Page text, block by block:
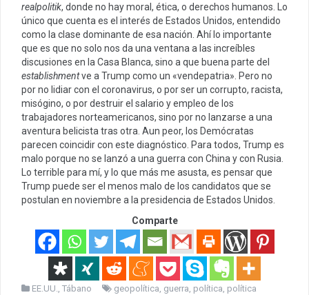
realpolitik, donde no hay moral, ética, o derechos humanos. Lo
único que cuenta es el interés de Estados Unidos, entendido
como la clase dominante de esa nación. Ahí lo importante
que es que no solo nos da una ventana a las increíbles
discusiones en la Casa Blanca, sino a que buena parte del
establishmentve a Trump como un «vendepatria». Pero no
por no lidiar con el coronavirus, o por ser un corrupto, racista,
misógino, o por destruir el salario y empleo de los
trabajadores norteamericanos, sino por no lanzarse a una
aventura belicista tras otra. Aun peor, los Demócratas
parecen coincidir con este diagnóstico. Para todos, Trump es
malo porque no se lanzó a una guerra con China y con Rusia.
Lo terrible para mí, y lo que más me asusta, es pensar que
Trump puede ser el menos malo de los candidatos que se
postulan en noviembre a la presidencia de Estados Unidos.
Comparte
EE.UU., Tábano geopolítica, guerra, política, política